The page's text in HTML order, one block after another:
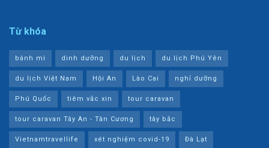
Từ khóa
bánh mì dinh dưỡng du lịch du lịch Phú Yên
du lịch Việt Nam Hội An Lào Cai nghỉ dưỡng
Phú Quốc tiêm vắc xin tour caravan
tour caravan Tây An - Tân Cương tây bắc
Vietnamtravellife xét nghiệm covid-19 Đà Lạt